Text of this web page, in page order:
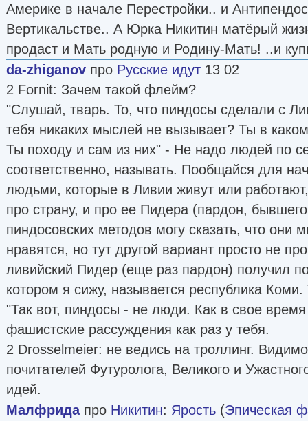
Америке в начале Перестройки.. и
Вертикальстве.. А Юрка Никитин матёрый
продаст и Мать родную и Родину-Мать! ..и
da-zhiganov про Русские идут 13 02
2 Fornit: Зачем такой флейм?
"Слушай, тварь. То, что пиндосы сделали с
тебя никаких мыслей не вызывает? Ты в
Ты походу и сам из них" - Не надо людей по
соответственно, называть. Пообщайся для
людьми, которые в Ливии живут или
про страну, и про ее Пидера (пардон,
пиндосовских методов могу сказать, что они
нравятся, но тут другой вариант просто не
ливийский Пидер (еще раз пардон) получил
котором я сижу, называется республика Коми.
"Так вот, пиндосы - не люди. Как в свое
фашистские рассуждения как раз у тебя.
2 Drosselmeier: не ведись на троллинг.
почитателей Футуролога, Великого и
идей.
Малфридапро Никитин: Ярость (Эпическая